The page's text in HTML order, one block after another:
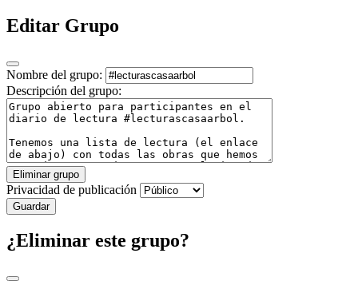
Editar Grupo
Nombre del grupo:
Descripción del grupo:
Eliminar grupo
Privacidad de publicación
Guardar
¿Eliminar este grupo?